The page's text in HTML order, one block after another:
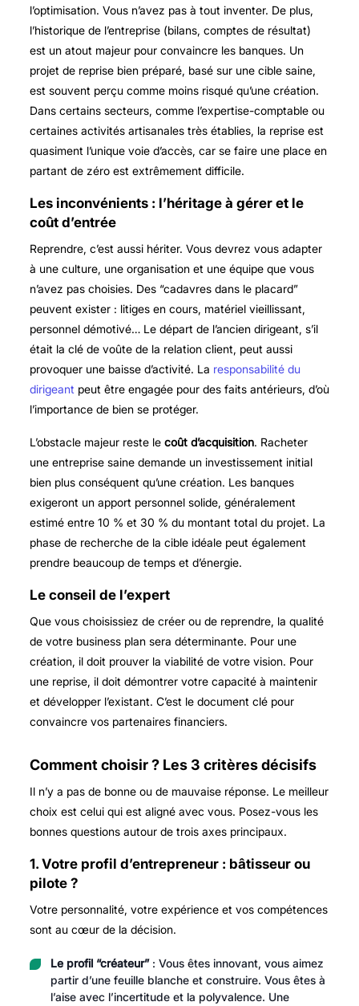
l’optimisation. Vous n’avez pas à tout inventer. De plus,
l’historique de l’entreprise (bilans, comptes de résultat)
est un atout majeur pour convaincre les banques. Un
projet de reprise bien préparé, basé sur une cible saine,
est souvent perçu comme moins risqué qu’une création.
Dans certains secteurs, comme l’expertise-comptable ou
certaines activités artisanales très établies, la reprise est
quasiment l’unique voie d’accès, car se faire une place en
partant de zéro est extrêmement difficile.
Les inconvénients : l’héritage à gérer et le
coût d’entrée
Reprendre, c’est aussi hériter. Vous devrez vous adapter
à une culture, une organisation et une équipe que vous
n’avez pas choisies. Des “cadavres dans le placard”
peuvent exister : litiges en cours, matériel vieillissant,
personnel démotivé… Le départ de l’ancien dirigeant, s’il
était la clé de voûte de la relation client, peut aussi
provoquer une baisse d’activité. La responsabilité du
dirigeant peut être engagée pour des faits antérieurs, d’où
l’importance de bien se protéger.
L’obstacle majeur reste le coût d’acquisition. Racheter
une entreprise saine demande un investissement initial
bien plus conséquent qu’une création. Les banques
exigeront un apport personnel solide, généralement
estimé entre 10 % et 30 % du montant total du projet. La
phase de recherche de la cible idéale peut également
prendre beaucoup de temps et d’énergie.
Le conseil de l’expert
Que vous choisissiez de créer ou de reprendre, la qualité
de votre business plan sera déterminante. Pour une
création, il doit prouver la viabilité de votre vision. Pour
une reprise, il doit démontrer votre capacité à maintenir
et développer l’existant. C’est le document clé pour
convaincre vos partenaires financiers.
Comment choisir ? Les 3 critères décisifs
Il n’y a pas de bonne ou de mauvaise réponse. Le meilleur
choix est celui qui est aligné avec vous. Posez-vous les
bonnes questions autour de trois axes principaux.
1. Votre profil d’entrepreneur : bâtisseur ou
pilote ?
Votre personnalité, votre expérience et vos compétences
sont au cœur de la décision.
Le profil “créateur”: Vous êtes innovant, vous aimez
partir d’une feuille blanche et construire. Vous êtes à
l’aise avec l’incertitude et la polyvalence. Une